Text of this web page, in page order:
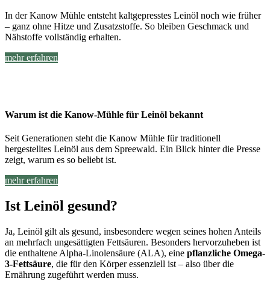
In der Kanow Mühle entsteht kaltgepresstes Leinöl noch wie früher
– ganz ohne Hitze und Zusatzstoffe. So bleiben Geschmack und
Nähstoffe vollständig erhalten.
mehr erfahren
Warum ist die Kanow-Mühle für Leinöl bekannt
Seit Generationen steht die Kanow Mühle für traditionell
hergestelltes Leinöl aus dem Spreewald. Ein Blick hinter die Presse
zeigt, warum es so beliebt ist.
mehr erfahren
Ist Leinöl gesund?
Ja, Leinöl gilt als gesund, insbesondere wegen seines hohen Anteils
an mehrfach ungesättigten Fettsäuren. Besonders hervorzuheben ist
die enthaltene Alpha-Linolensäure (ALA), eine pflanzliche Omega-
3-Fettsäure, die für den Körper essenziell ist – also über die
Ernährung zugeführt werden muss.